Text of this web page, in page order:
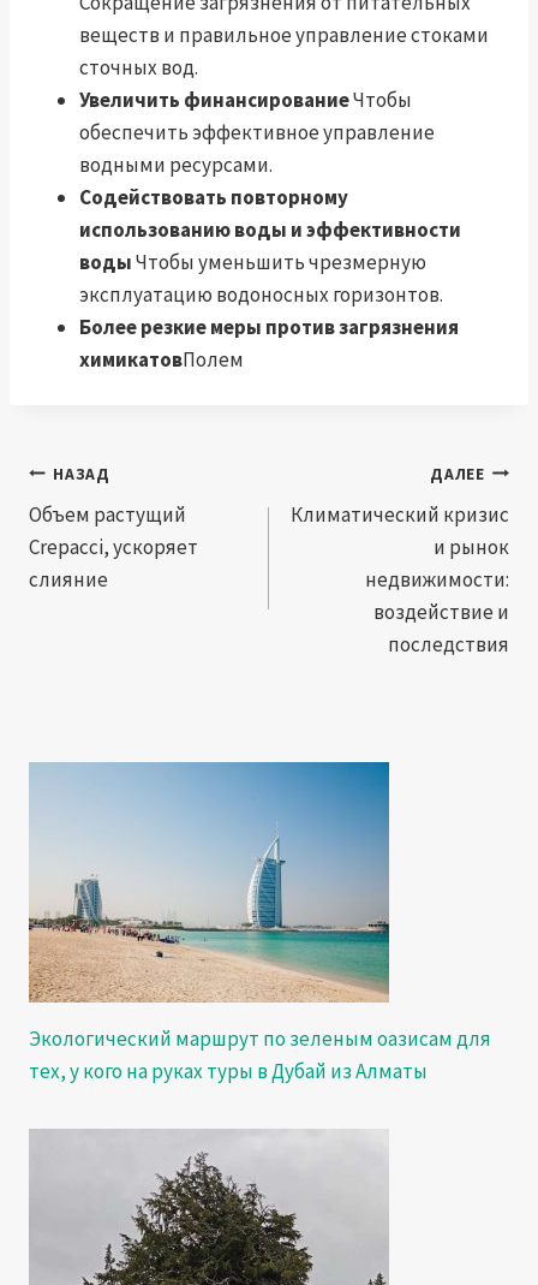
веществ и правильное управление стоками
сточных вод.
Увеличить финансированиеЧтобы
обеспечить эффективное управление
водными ресурсами.
Содействовать повторному
использованию воды и эффективности
водыЧтобы уменьшить чрезмерную
эксплуатацию водоносных горизонтов.
Более резкие меры против загрязнения
химикатовПолем
Навигация
по
записям
НАЗАД
Объем растущий
Crepacci, ускоряет
слияние
ДАЛЕЕ
Климатический кризис
и рынок
недвижимости:
воздействие и
последствия
Экологический маршрут по зеленым оазисам для
тех, у кого на руках туры в Дубай из Алматы